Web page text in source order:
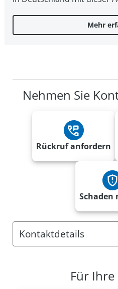
Mehr
Nehmen Sie
Rückruf anfordern
Schaden
Kontaktdetails
Abelke-Bleken-Ring 31 D
Für Ihre